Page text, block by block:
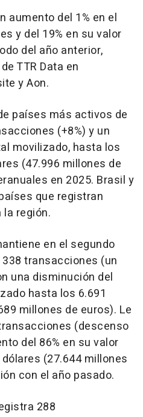
aumento del 1% en el
y del 19% en su valor
del año anterior,
TTR Data en
y Aon.
países más activos de
(+8%) y un
movilizado, hasta los
(47.996 millones de
en 2025. Brasil y
que registran
región.
en el segundo
transacciones (un
una disminución del
hasta los 6.691
millones de euros). Le
(descenso
del 86% en su valor
(27.644 millones
con el año pasado.
288